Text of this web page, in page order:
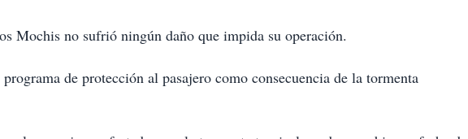
Mochis no sufrió ningún daño que impida su operación.
de protección al pasajero como consecuencia de la tormenta